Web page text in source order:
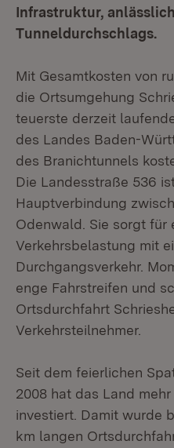
Infrastruktur,
Tunneldurchschlags.
Mit Gesamtkosten von
die Ortsumgehung
teuerste derzeit
des Landes Baden-
des Branichtunnels
Die Landesstraße 536
Hauptverbindung
Odenwald. Sie sorgt für
Verkehrsbelastung mit
Durchgangsverkehr.
enge Fahrstreifen und
Ortsdurchfahrt
Verkehrsteilnehmer.
Seit dem feierlichen
2008 hat das Land
investiert. Damit wurde
km langen